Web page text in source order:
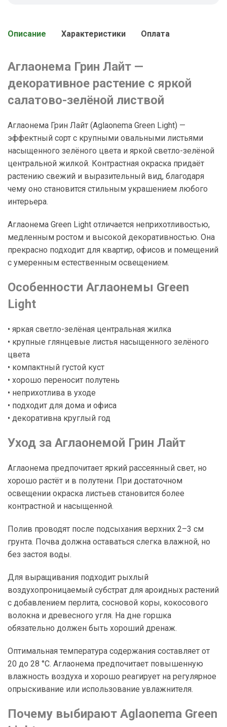
Описание Характеристики Оплата
Аглаонема Грин Лайт —
декоративное растение с яркой
салатово-зелёной листвой
Аглаонема Грин Лайт (Aglaonema Green Light) —
эффектный сорт с крупными овальными листьями
насыщенного зелёного цвета и яркой светло-зелёной
центральной жилкой. Контрастная окраска придаёт
растению свежий и выразительный вид, благодаря
чему оно становится стильным украшением любого
интерьера.
Аглаонема Green Light отличается неприхотливостью,
медленным ростом и высокой декоративностью. Она
прекрасно подходит для квартир, офисов и помещений
с умеренным естественным освещением.
Особенности Аглаонемы Green
Light
• яркая светло-зелёная центральная жилка
• крупные глянцевые листья насыщенного зелёного
цвета
• компактный густой куст
• хорошо переносит полутень
• неприхотлива в уходе
• подходит для дома и офиса
• декоративна круглый год
Уход за Аглаонемой Грин Лайт
Аглаонема предпочитает яркий рассеянный свет, но
хорошо растёт и в полутени. При достаточном
освещении окраска листьев становится более
контрастной и насыщенной.
Полив проводят после подсыхания верхних 2–3 см
грунта. Почва должна оставаться слегка влажной, но
без застоя воды.
Для выращивания подходит рыхлый
воздухопроницаемый субстрат для ароидных растений
с добавлением перлита, сосновой коры, кокосового
волокна и древесного угля. На дне горшка
обязательно должен быть хороший дренаж.
Оптимальная температура содержания составляет от
20 до 28 °C. Аглаонема предпочитает повышенную
влажность воздуха и хорошо реагирует на регулярное
опрыскивание или использование увлажнителя.
Почему выбирают Aglaonema Green